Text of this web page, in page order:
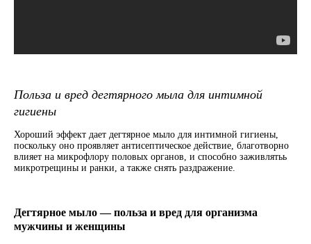
Польза и вред дегтярного мыла для интимной
гигиены
Хороший эффект дает дегтярное мыло для интимной гигиены,
поскольку оно проявляет антисептическое действие, благотворно
влияет на микрофлору половых органов, и способно заживлятьь
микротрещины и ранки, а также снять раздражение.
Дегтярное мыло — польза и вред для организма
мужчины и женщины